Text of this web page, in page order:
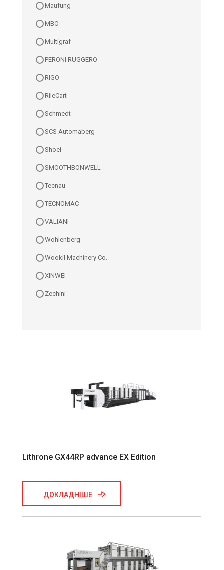
Maufung
MBO
Multigraf
PERONI RUGGERO
RIGO
RileCart
Schmedt
SCS Automaberg
Shoei
SMOOTHBONWELL
Tecnau
TECNOMAC
VALIANI
Wohlenberg
Wookil Machinery Co.
XINWEI
Zechini
Lithrone GX44RP advance EX Edition
ДОКЛАДНІШЕ